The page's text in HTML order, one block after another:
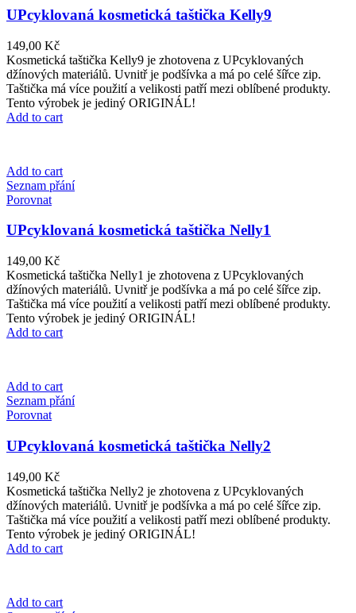
UPcyklovaná kosmetická taštička Kelly9
149,00 Kč
Kosmetická taštička Kelly9 je zhotovena z UPcyklovaných
džínových materiálů. Uvnitř je podšívka a má po celé šířce zip.
Taštička má více použití a velikosti patří mezi oblíbené produkty.
Tento výrobek je jediný ORIGINÁL!
Add to cart
Add to cart
Seznam přání
Porovnat
UPcyklovaná kosmetická taštička Nelly1
149,00 Kč
Kosmetická taštička Nelly1 je zhotovena z UPcyklovaných
džínových materiálů. Uvnitř je podšívka a má po celé šířce zip.
Taštička má více použití a velikosti patří mezi oblíbené produkty.
Tento výrobek je jediný ORIGINÁL!
Add to cart
Add to cart
Seznam přání
Porovnat
UPcyklovaná kosmetická taštička Nelly2
149,00 Kč
Kosmetická taštička Nelly2 je zhotovena z UPcyklovaných
džínových materiálů. Uvnitř je podšívka a má po celé šířce zip.
Taštička má více použití a velikosti patří mezi oblíbené produkty.
Tento výrobek je jediný ORIGINÁL!
Add to cart
Add to cart